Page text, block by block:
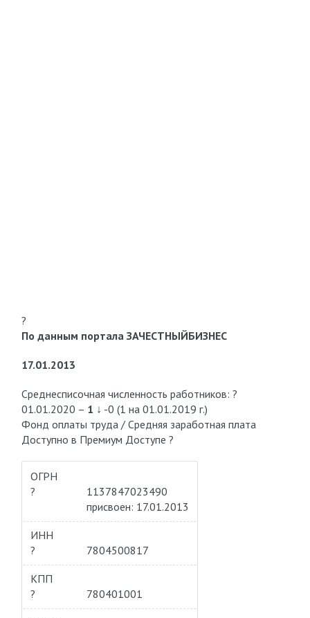
?
По данным портала ЗАЧЕСТНЫЙБИЗНЕС
17.01.2013
Среднесписочная численность работников: ?
01.01.2020 – 1 ↓ -0 (1 на 01.01.2019 г.)
Фонд оплаты труда / Средняя заработная плата
Доступно в Премиум Доступе ?
ОГРН
?
1137847023490
присвоен: 17.01.2013
ИНН
?
7804500817
КПП
?
780401001